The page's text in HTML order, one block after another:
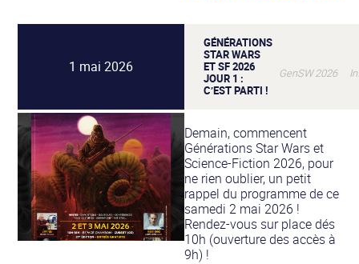
2021
2021 EN LIGNE
2026
1 mai 2026
GÉNÉRATIONS
STAR WARS
ET SF 2026
JOUR 1 :
C’EST PARTI !
GenSW 2026
Demain, commencent
Générations Star Wars et
Science-Fiction 2026, pour
ne rien oublier, un petit
rappel du programme de ce
samedi 2 mai 2026 !
Rendez-vous sur place dés
10h (ouverture des accès à
9h) !